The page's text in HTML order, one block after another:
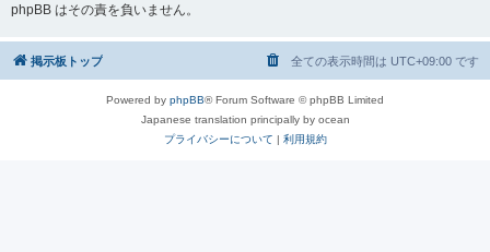
phpBB はその責を負いません。
掲示板トップ 全ての表示時間は UTC+09:00 です
Powered by phpBB® Forum Software © phpBB Limited
Japanese translation principally by ocean
プライバシーについて | 利用規約